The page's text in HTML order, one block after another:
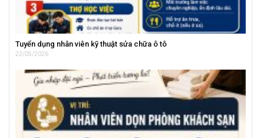
Tuyển dụng nhân viên kỹ thuật sửa chữa ô tô
22/05/2026